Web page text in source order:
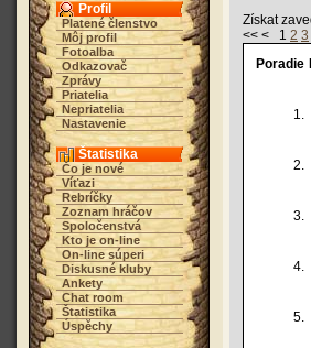
Profil
Platené členstvo
Môj profil
Fotoalba
Odkazovač
Zprávy
Priatelia
Nepriatelia
Nastavenie
Štatistika
Čo je nové
Víťazi
Rebríčky
Zoznam hráčov
Spoločenstvá
Kto je on-line
On-line súperi
Diskusné kluby
Ankety
Chat room
Štatistika
Úspěchy
Získat
<< < 1 2 3
Poradie
1.
2.
3.
4.
5.